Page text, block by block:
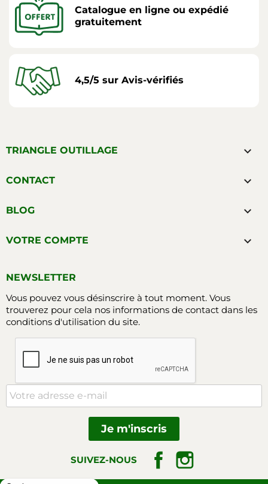
Catalogue en ligne ou expédié
gratuitement
4,5/5 sur Avis-vérifiés
TRIANGLE OUTILLAGE 
CONTACT 
BLOG 
VOTRE COMPTE 
NEWSLETTER
Vous pouvez vous désinscrire à tout moment. Vous
trouverez pour cela nos informations de contact dans les
conditions d'utilisation du site.
SUIVEZ-NOUS Facebook